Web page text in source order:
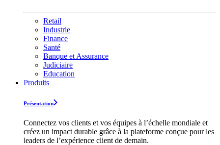
Retail
Industrie
Finance
Santé
Banque et Assurance
Judiciaire
Education
Produits
Présentation
Connectez vos clients et vos équipes à l’échelle mondiale et
créez un impact durable grâce à la plateforme conçue pour les
leaders de l’expérience client de demain.